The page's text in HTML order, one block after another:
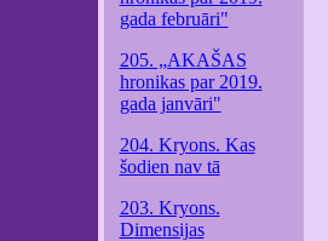
gada februāri"
205. „AKAŠAS
hronikas par 2019.
gada janvāri"
204. Kryons. Kas
šodien nav tā
203. Kryons.
Dimensijas